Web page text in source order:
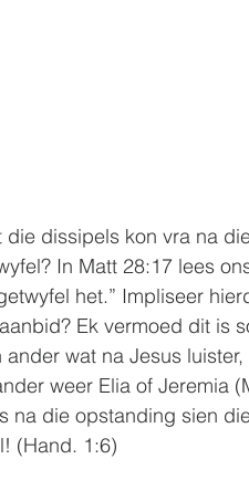
die dissipels kon vra na
In Matt 28:17 lees
het.” Impliseer
Ek vermoed dit is
wat na Jesus
weer Elia of Jeremia
na die opstanding sien
(Hand. 1:6)